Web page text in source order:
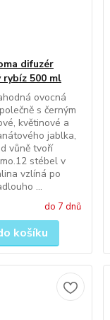
difuzér
rybíz 500 ml
ovocná
s černým
květinové a
jablka,
vůně tvoří
stébel v
vzlíná po
...
do 7 dnů
košíku